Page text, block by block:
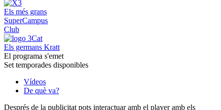
Els més grans
SuperCampus
Club
Els germans Kratt
El programa s'emet
Set temporades disponibles
Vídeos
De què va?
Després de la publicitat pots interactuar amb el player amb els